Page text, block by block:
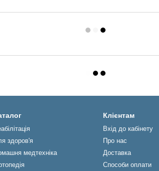
здоров'я
медтехніка
Клієнтам
Вхід до кабінету
Про нас
Доставка
Способи оплати